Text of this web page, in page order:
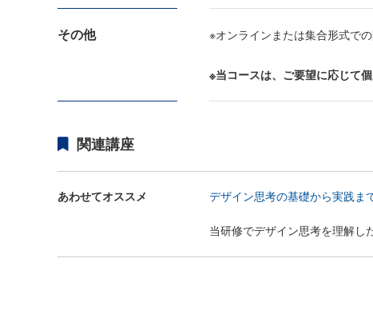
その他 ※オンラインまたは集合形式での
※当コースは、ご要望に応じて
関連講座
あわせてオススメ デザイン思考の基礎から実践ま
当研修でデザイン思考を理解し